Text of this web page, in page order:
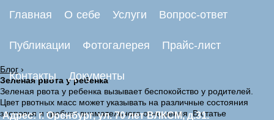
Главная О себе Услуги Вопрос-ответ
Публикации Фотогалерея Прайс-лист
Контакты Документы
Адрес: г. Оренбург, ул. 70 лет ВЛКСМ, д.31.
Блог ›
Зеленая рвота у ребенка
Зеленая рвота у ребенка вызывает беспокойство у родителей.
Цвет рвотных масс может указывать на различные состояния
здоровья и требует внимательного отношения. В статье